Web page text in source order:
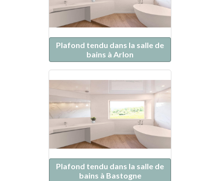
Plafond tendu dans la salle de
bains à Arlon
Plafond tendu dans la salle de
bains à Bastogne